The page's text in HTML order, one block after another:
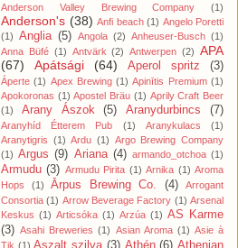
Anderson Valley Brewing Company (1)
Anderson's (38) Anfi beach (1) Angelo Poretti
(1) Anglia (5) Angola (2) Anheuser-Busch (1)
Anna Büfé (1) Antvärk (2) Antwerpen (2) APA
(67)
Apátsági (64) Aperol spritz (3)
Áperte (1) Apex Brewing (1) Apinītis Premium (1)
Apokoronas (1) Apostel Bräu (1) Aprily Craft Beer
(1)
Arany Ászok (5) Aranydurbincs (7)
Aranyhíd Étterem Pub (1) Aranykulacs
(1)
Aranytigris (1) Ardu (1) Argo Brewing Company
(1) Argus (9) Ariana (4) armando_otchoa (1)
Armudu (3) Armudu Pirita (1) Arnika (1) Aroma
Hops
(1) Ārpus Brewing Co. (4)
Arrogant
Consortia (1) Arrow Beverage Factory (1) Arsenal
Keskus (1) Articsóka (1) Arzúa (1) AS Karme
(3) Asahi Breweries (1) Asian Aroma (1) Asie à
Tik (1) Aszalt szilva (3) Athén (6) Athenian